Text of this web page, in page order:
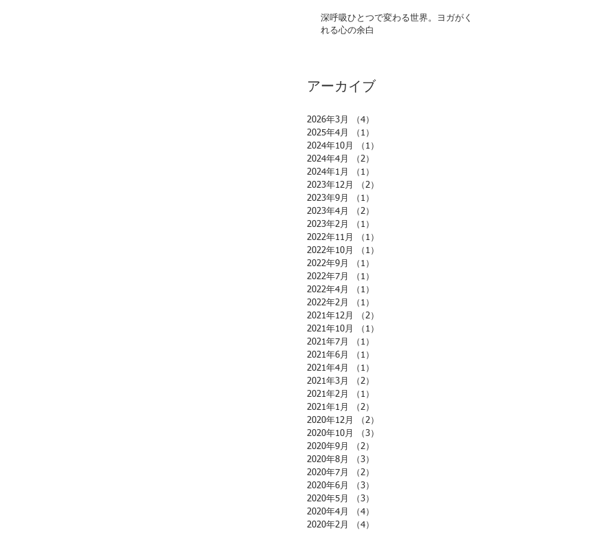
深呼吸ひとつで変わる世界。ヨガがく
れる心の余白
アーカイブ
2026年3月 （4）
2025年4月
（1）
2024年10月
（1）
2024年4月
（2）
2024年1月
（1）
2023年12月
（2）
2023年9月
（1）
2023年4月
（2）
2023年2月
（1）
2022年11月
（1）
2022年10月
（1）
2022年9月
（1）
2022年7月
（1）
2022年4月
（1）
2022年2月
（1）
2021年12月
（2）
2021年10月
（1）
2021年7月
（1）
2021年6月
（1）
2021年4月
（1）
2021年3月
（2）
2021年2月
（1）
2021年1月
（2）
2020年12月
（2）
2020年10月
（3）
2020年9月
（2）
2020年8月
（3）
2020年7月
（2）
2020年6月
（3）
2020年5月
（3）
2020年4月
（4）
2020年2月
（4）